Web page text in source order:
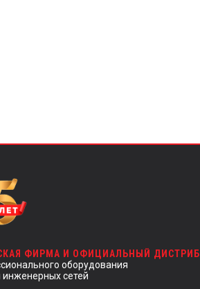
ФИРМА И ОФИЦИАЛЬНЫЙ
оборудования
инженерных сетей